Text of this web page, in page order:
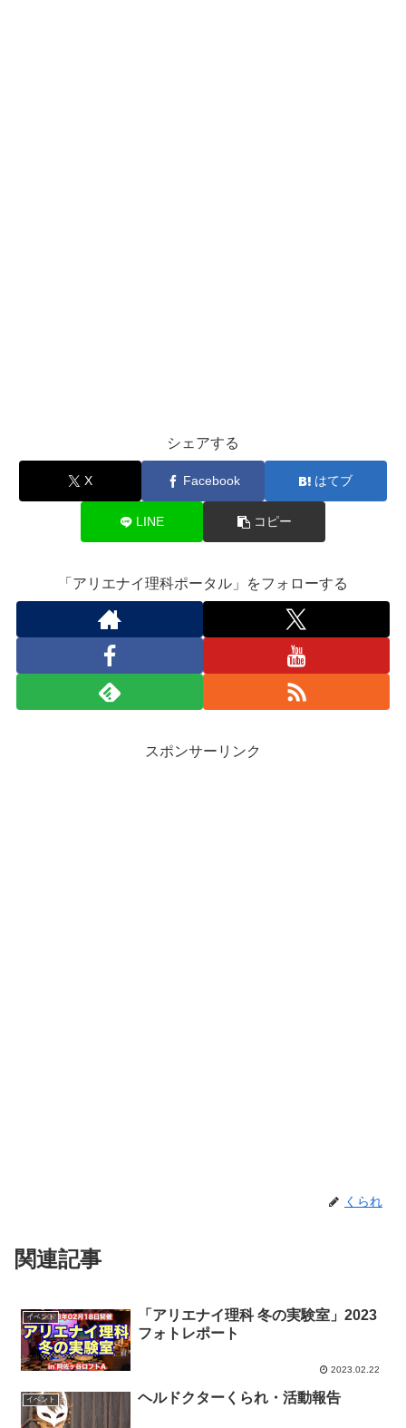
シェアする
X Facebook はてブ
LINE コピー
「アリエナイ理科ポータル」をフォローする
スポンサーリンク
くられ
関連記事
イベント
「アリエナイ理科 冬の実験室」2023
フォトレポート
2023.02.22
イベント ヘルドクターくられ・活動報告